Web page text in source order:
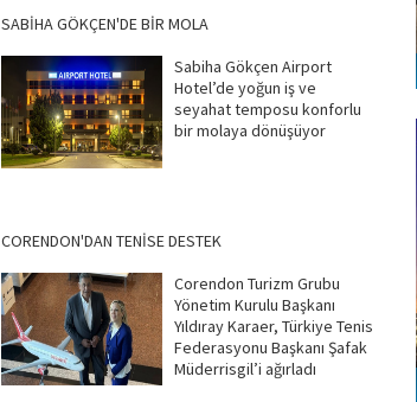
SABİHA GÖKÇEN'DE BİR MOLA
Sabiha Gökçen Airport
Hotel’de yoğun iş ve
seyahat temposu konforlu
bir molaya dönüşüyor
CORENDON'DAN TENİSE DESTEK
Corendon Turizm Grubu
Yönetim Kurulu Başkanı
Yıldıray Karaer, Türkiye Tenis
Federasyonu Başkanı Şafak
Müderrisgil’i ağırladı